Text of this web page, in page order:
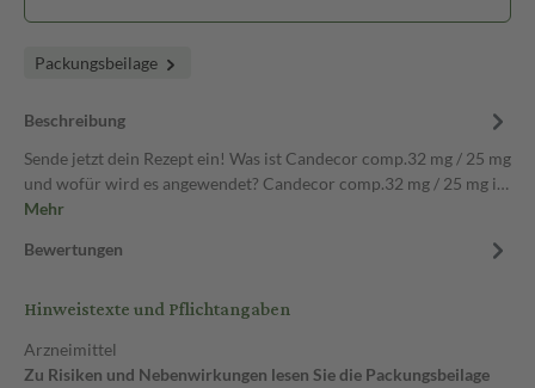
Packungsbeilage
Beschreibung
Sende jetzt dein Rezept ein! Was ist Candecor comp.32 mg / 25 mg
und wofür wird es angewendet? Candecor comp.32 mg / 25 mg i…
Mehr
Bewertungen
Hinweistexte und Pflichtangaben
Arzneimittel
Zu Risiken und Nebenwirkungen lesen Sie die Packungsbeilage